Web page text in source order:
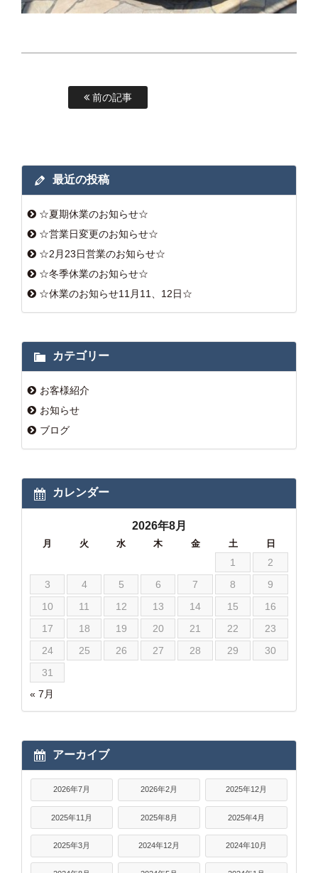
前の記事
最近の投稿
☆夏期休業のお知らせ☆
☆営業日変更のお知らせ☆
☆2月23日営業のお知らせ☆
☆冬季休業のお知らせ☆
☆休業のお知らせ11月11、12日☆
カテゴリー
お客様紹介
お知らせ
ブログ
カレンダー
2026年8月
月 火 水 木 金 土 日
« 7月
1
2
3
4 5 6 7 8
9
10
11 12 13 14 15
16
17
18 19 20 21 22
23
24
25 26 27 28 29
30
31
アーカイブ
2026年7月 2026年2月 2025年12月
2025年11月 2025年8月 2025年4月
2025年3月 2024年12月 2024年10月